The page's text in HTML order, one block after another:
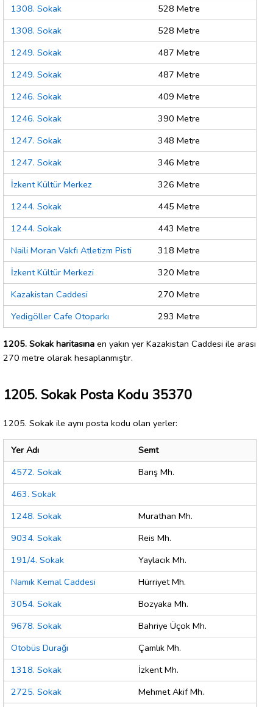
1308. Sokak
528 Metre
1308. Sokak
528 Metre
1249. Sokak
487 Metre
1249. Sokak
487 Metre
1246. Sokak
409 Metre
1246. Sokak
390 Metre
1247. Sokak
348 Metre
1247. Sokak
346 Metre
İzkent Kültür Merkez
326 Metre
1244. Sokak
445 Metre
1244. Sokak
443 Metre
Naili Moran Vakfı Atletizm Pisti
318 Metre
İzkent Kültür Merkezi
320 Metre
Kazakistan Caddesi
270 Metre
Yedigöller Cafe Otoparkı
293 Metre
1205. Sokak haritasına en yakın yer Kazakistan Caddesi ile arası
270 metre olarak hesaplanmıştır.
1205. Sokak Posta Kodu 35370
1205. Sokak ile aynı posta kodu olan yerler:
Yer Adı
Semt
4572. Sokak
Barış Mh.
463. Sokak
1248. Sokak
Murathan Mh.
9034. Sokak
Reis Mh.
191/4. Sokak
Yaylacık Mh.
Namık Kemal Caddesi
Hürriyet Mh.
3054. Sokak
Bozyaka Mh.
9678. Sokak
Bahriye Üçok Mh.
Otobüs Durağı
Çamlık Mh.
1318. Sokak
İzkent Mh.
2725. Sokak
Mehmet Akif Mh.